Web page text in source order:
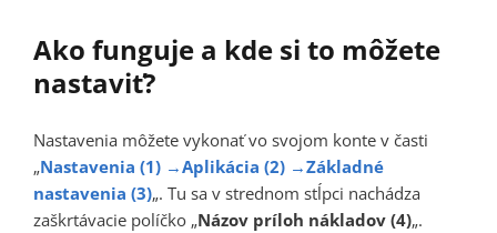
Ako funguje a kde si to môžete
nastaviť?
Nastavenia môžete vykonať vo svojom konte v časti
„Nastavenia (1) →Aplikácia (2) →Základné
nastavenia (3)„. Tu sa v strednom stĺpci nachádza
zaškrtávacie políčko „Názov príloh nákladov (4)„.